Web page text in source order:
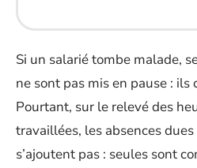
Si un salarié tombe malade,
ne sont pas mis en pause : ils
Pourtant, sur le relevé des
travaillées, les absences
s’ajoutent pas : seules sont